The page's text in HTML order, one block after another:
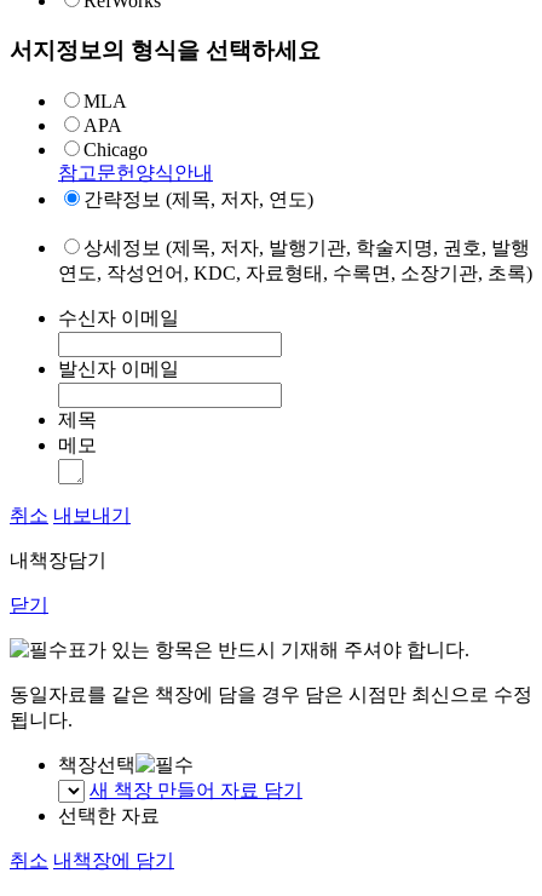
서지정보의 형식을 선택하세요
MLA
APA
Chicago
참고문헌양식안내
간략정보 (제목, 저자, 연도)
상세정보 (제목, 저자, 발행기관, 학술지명, 권호, 발행
연도, 작성언어, KDC, 자료형태, 수록면, 소장기관, 초록)
수신자 이메일
발신자 이메일
제목
메모
취소 내보내기
내책장담기
닫기
표가 있는 항목은 반드시 기재해 주셔야 합니다.
동일자료를 같은 책장에 담을 경우 담은 시점만 최신으로 수정
됩니다.
책장선택
새 책장 만들어 자료 담기
선택한 자료
취소 내책장에 담기